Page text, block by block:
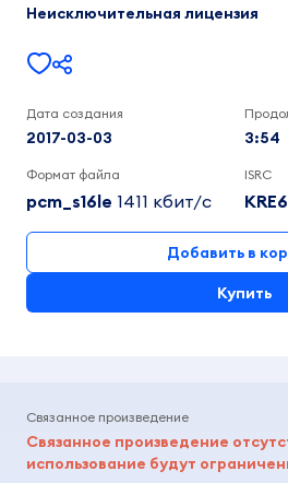
Неисключительная лицензия
Дата создания
2017-03-03 3:54
Формат файла
pcm_s16le 1411 кбит/c
ISRC
Добавить в
Купить
Связанное произведение
Связанное произведение
использование будут